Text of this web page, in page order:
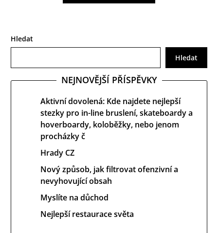
Hledat
Hledat
NEJNOVĚJŠÍ PŘÍSPĚVKY
Aktivní dovolená: Kde najdete nejlepší
stezky pro in-line bruslení, skateboardy a
hoverboardy, koloběžky, nebo jenom
procházky č
Hrady CZ
Nový způsob, jak filtrovat ofenzivní a
nevyhovující obsah
Myslíte na důchod
Nejlepší restaurace světa